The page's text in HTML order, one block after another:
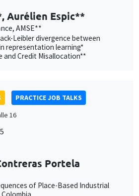
Aurélien Espic**
AMSE**
Leibler divergence between
representation learning*
and Credit Misallocation**
PRACTICE JOB TALKS
16
Portela
of Place-Based Industrial